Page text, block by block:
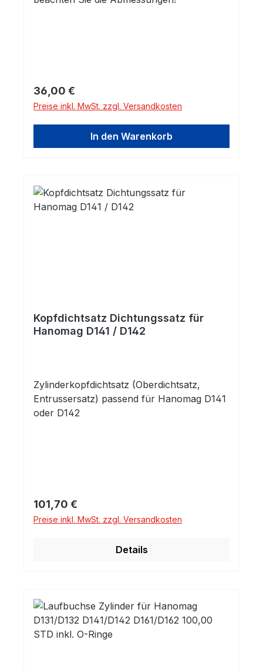
Regulärer Preis:
36,00 €
Preise inkl. MwSt. zzgl. Versandkosten
In den Warenkorb
Kopfdichtsatz Dichtungssatz für
Hanomag D141 / D142
Zylinderkopfdichtsatz (Oberdichtsatz,
Entrussersatz) passend für Hanomag D141
oder D142
Regulärer Preis:
101,70 €
Preise inkl. MwSt. zzgl. Versandkosten
Details